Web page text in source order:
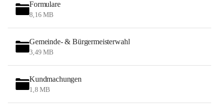
Formulare
8,16 MB
Gemeinde- & Bürgermeisterwahl
3,49 MB
Kundmachungen
1,8 MB